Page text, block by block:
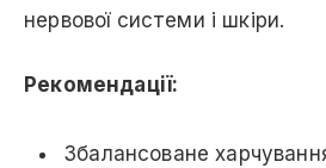
нервової системи і шкіри.
Рекомендації:
Збалансоване